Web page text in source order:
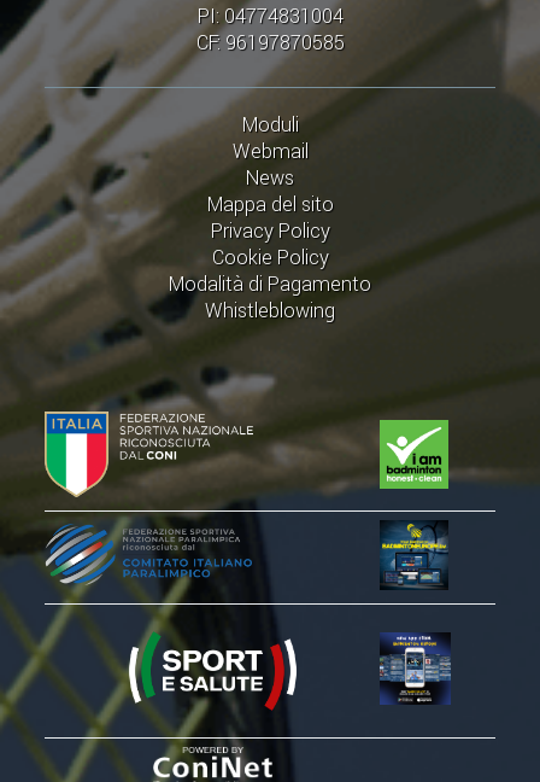
PI: 04774831004
CF: 96197870585
Moduli
Webmail
News
Mappa del sito
Privacy Policy
Cookie Policy
Modalità di Pagamento
Whistleblowing